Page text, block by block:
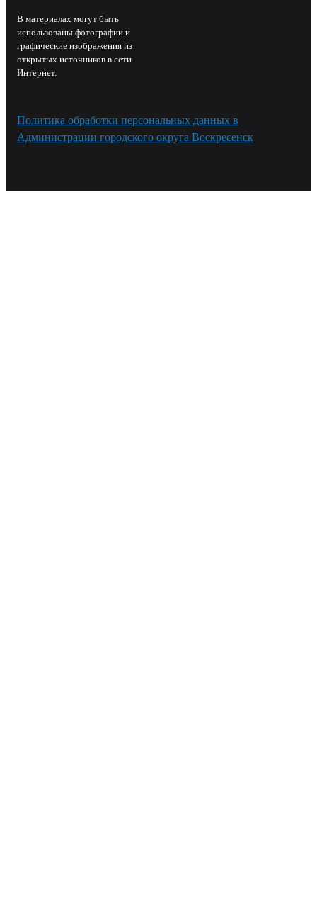
В материалах могут быть
использованы фотографии и
графические изображения из
открытых источников в сети
Интернет.
Политика обработки персональных данных в
Администрации городского округа Воскресенск